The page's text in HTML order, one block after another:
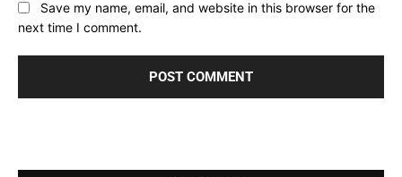
Save my name, email, and website in this browser for the
next time I comment.